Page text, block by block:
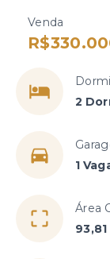
Venda
2
1
Área
93,81